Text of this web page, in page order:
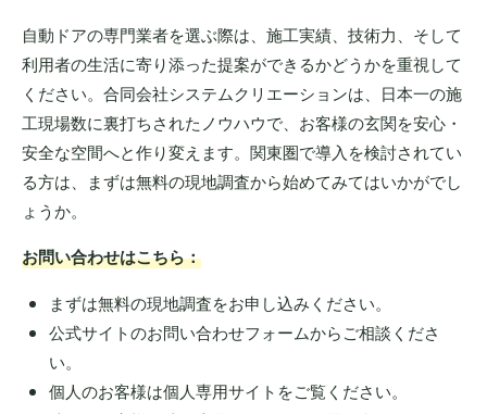
自動ドアの専門業者を選ぶ際は、施工実績、技術力、そして
利用者の生活に寄り添った提案ができるかどうかを重視して
ください。合同会社システムクリエーションは、日本一の施
工現場数に裏打ちされたノウハウで、お客様の玄関を安心・
安全な空間へと作り変えます。関東圏で導入を検討されてい
る方は、まずは無料の現地調査から始めてみてはいかがでし
ょうか。
お問い合わせはこちら：
まずは無料の現地調査をお申し込みください。
公式サイトのお問い合わせフォームからご相談くださ
い。
個人のお客様は個人専用サイトをご覧ください。